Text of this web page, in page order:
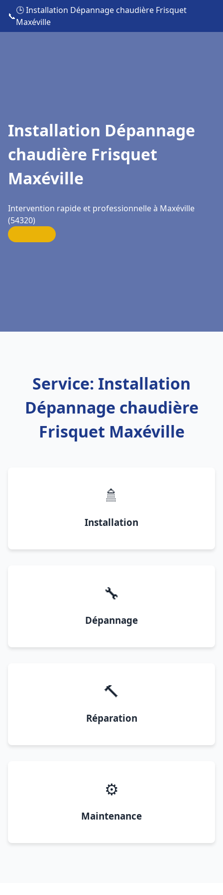
📞
🕒 Installation Dépannage chaudière Frisquet
Maxéville
Installation Dépannage
chaudière Frisquet
Maxéville
Intervention rapide et professionnelle à Maxéville
(54320)
Service: Installation
Dépannage chaudière
Frisquet Maxéville
🚿
Installation
🔧
Dépannage
🔨
Réparation
⚙️
Maintenance